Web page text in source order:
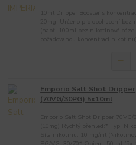
Emporio Salt Shot Dripper
(70VG/30PG) 5x10ml